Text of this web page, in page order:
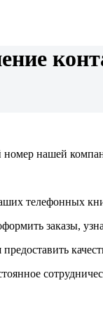
номер нашей
телефонных
заказы,